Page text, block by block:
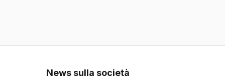
News sulla società